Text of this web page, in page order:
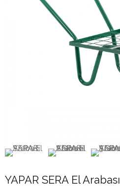
YAPAR SERA El Arabası